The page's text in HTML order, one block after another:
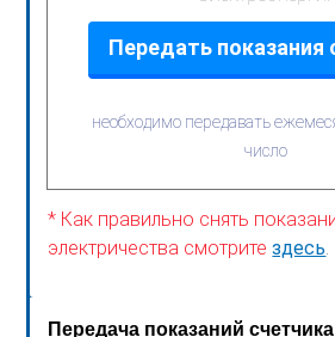
Передать показания
необходимо передавать
число
* Как правильно снять
электричества смотритездесь
Передача показаний счетчика